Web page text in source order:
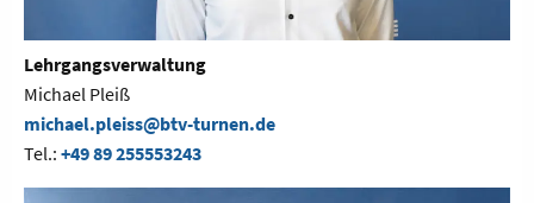
Lehrgangsverwaltung
Michael Pleiß
michael.pleiss@btv-turnen.de
Tel.: +49 89 255553243